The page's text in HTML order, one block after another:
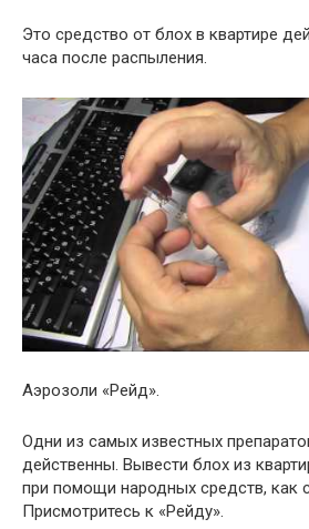
Это средство от блох в квартире
часа после распыления.
Аэрозоли «Рейд».
Одни из самых известных
действенны. Вывести блох из
при помощи народных средств, как
Присмотритесь к «Рейду».